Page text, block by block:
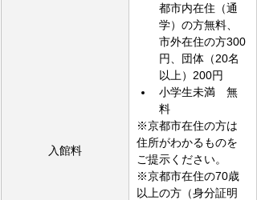
入館料
都市内在住（通
学）の方無料、
市外在住の方300
円、団体（20名
以上）200円
小学生未満　無
料
※京都市在住の方は
住所がわかるものを
ご提示ください。
※京都市在住の70歳
以上の方（身分証明